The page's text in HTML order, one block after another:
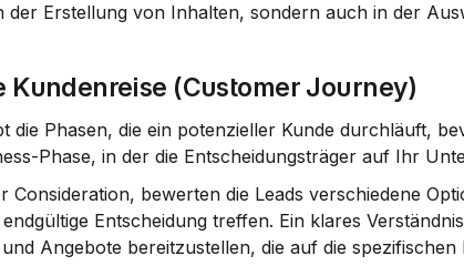
Erstellung von Inhalten, sondern auch in der
(Customer Journey)
die Phasen, die ein potenzieller Kunde durchläuft,
Phase, in der die Entscheidungsträger auf Ihr
Consideration, bewerten die Leads verschiedene
Entscheidung treffen. Ein klares
Angebote bereitzustellen, die auf die